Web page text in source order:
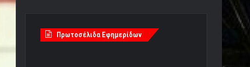
Πρωτοσέλιδα Εφημερίδων